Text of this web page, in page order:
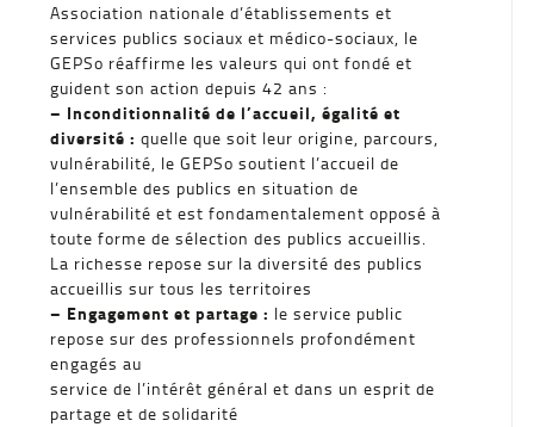
Association nationale d’établissements et
services publics sociaux et médico-sociaux, le
GEPSo réaffirme les valeurs qui ont fondé et
guident son action depuis 42 ans :
– Inconditionnalité de l’accueil, égalité et
diversité : quelle que soit leur origine, parcours,
vulnérabilité, le GEPSo soutient l’accueil de
l’ensemble des publics en situation de
vulnérabilité et est fondamentalement opposé à
toute forme de sélection des publics accueillis.
La richesse repose sur la diversité des publics
accueillis sur tous les territoires
– Engagement et partage : le service public
repose sur des professionnels profondément
engagés au
service de l’intérêt général et dans un esprit de
partage et de solidarité